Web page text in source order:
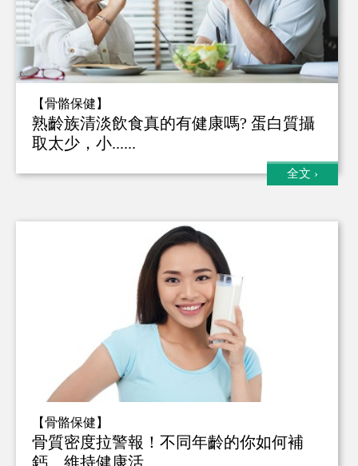
【骨骼保健】
熟齡族清淡飲食真的有健康嗎? 蛋白質攝
取太少，小......
全文 ›
【骨骼保健】
骨質密度拉警報！不同年齡的你如何補
鈣、維持健康活......